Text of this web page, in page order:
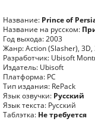
Название: Prince of
Название на русском:
Год выхода: 2003
Жанр: Action (Slasher), 3D,
Разработчик: Ubisoft
Издатель: Ubisoft
Платформа: PC
Тип издания: RePack
Язык озвучки: Русский
Язык текста: Русский
Таблэтка: Не требуется